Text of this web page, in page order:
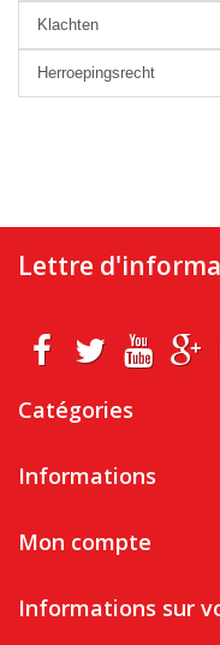
Klachten
Herroepingsrecht
Lettre
Catégories
Informations
Mon compte
Informations sur